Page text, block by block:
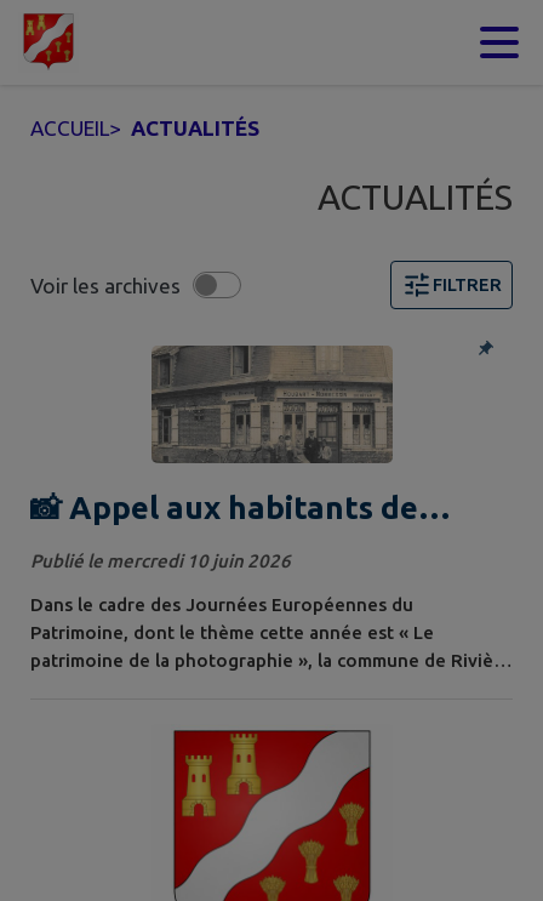
Contenu
ACCUEIL> ACTUALITÉS
ACTUALITÉS
Voir les archives FILTRER
Page 1. 10 actualités sur 18 affichées sur cette page.
📸 Appel aux habitants de
Rivière : aidons ensemble à faire
revivre la mémoire de notre
village !
Publié le mercredi 10 juin 2026
Dans le cadre des Journées Européennes du
Patrimoine, dont le thème cette année est « Le
patrimoine de la photographie », la commune de Rivière
recherchons des photographies anciennes, cartes
postales, clichés de fêtes locales, d'événements, de
commerces, d'écoles, de rues ou encore de scènes de...